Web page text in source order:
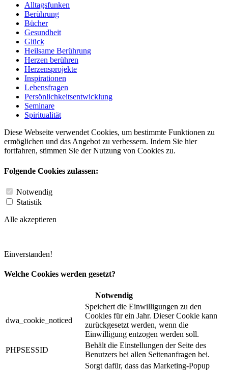
Alltagsfunken
Berührung
Bücher
Gesundheit
Glück
Heilsame Berührung
Herzen berühren
Herzensprojekte
Inspirationen
Lebensfragen
Persönlichkeitsentwicklung
Seminare
Spiritualität
Diese Webseite verwendet Cookies, um bestimmte Funktionen zu
ermöglichen und das Angebot zu verbessern. Indem Sie hier
fortfahren, stimmen Sie der Nutzung von Cookies zu.
Folgende Cookies zulassen:
Notwendig
Statistik
Alle akzeptieren
Einverstanden!
Welche Cookies werden gesetzt?
Notwendig
dwa_cookie_noticed
Speichert die Einwilligungen zu den
Cookies für ein Jahr. Dieser Cookie kann
zurückgesetzt werden, wenn die
Einwilligung entzogen werden soll.
PHPSESSID
Behält die Einstellungen der Seite des
Benutzers bei allen Seitenanfragen bei.
Sorgt dafür, dass das Marketing-Popup